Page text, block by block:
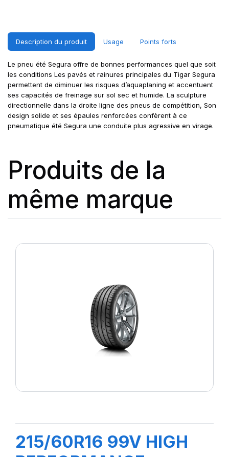
Description du produit Usage Points forts
Le pneu été Segura offre de bonnes performances quel que soit
les conditions Les pavés et rainures principales du Tigar Segura
permettent de diminuer les risques d’aquaplaning et accentuent
ses capacités de freinage sur sol sec et humide. La sculpture
directionnelle dans la droite ligne des pneus de compétition, Son
design solide et ses épaules renforcées confèrent à ce
pneumatique été Segura une conduite plus agressive en virage.
Produits de la
même marque
215/60R16 99V HIGH